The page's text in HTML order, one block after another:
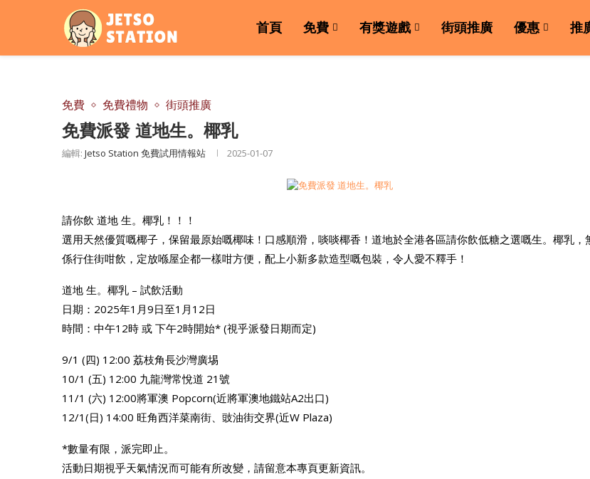
首頁 免費 有獎遊戲 街頭推廣 優惠 推
免費 免費禮物 街頭推廣
免費派發 道地生。椰乳
編輯: Jetso Station 免費試用情報站 2025-01-07
請你飲 道地 生。椰乳！！！
選用天然優質嘅椰子，保留最原始嘅椰味！口感順滑，啖啖椰香！道地於全港各區請你飲低糖之選嘅生。椰乳，
係行住街咁飲，定放喺屋企都一樣咁方便，配上小新多款造型嘅包裝，令人愛不釋手！
道地 生。椰乳 – 試飲活動
日期：2025年1月9日至1月12日
時間：中午12時 或 下午2時開始* (視乎派發日期而定)
9/1 (四) 12:00 荔枝角長沙灣廣埸
10/1 (五) 12:00 九龍灣常悅道 21號
11/1 (六) 12:00將軍澳 Popcorn(近將軍澳地鐵站A2出口)
12/1(日) 14:00 旺角西洋菜南街、豉油街交界(近W Plaza)
*數量有限，派完即止。
活動日期視乎天氣情況而可能有所改變，請留意本專頁更新資訊。